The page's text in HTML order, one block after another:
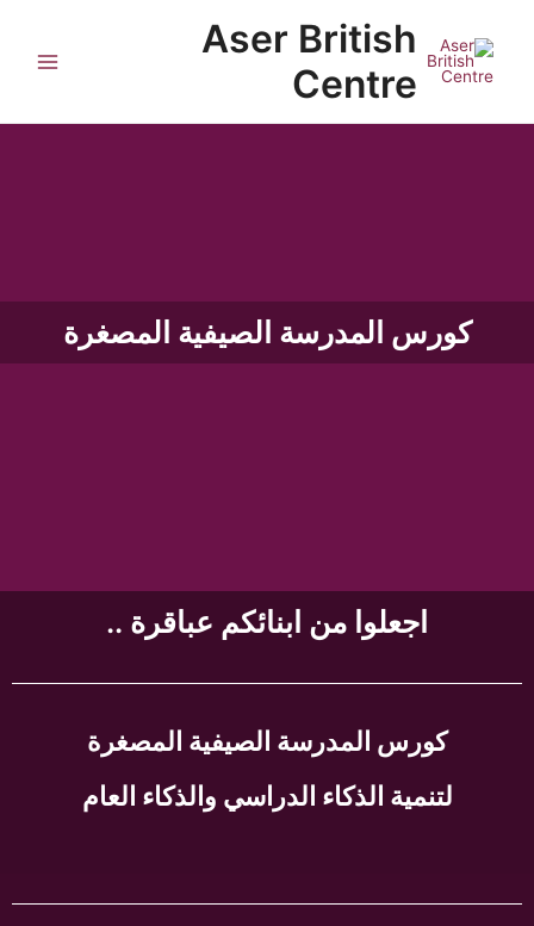
Aser British
Centre
كورس المدرسة الصيفية المصغرة
اجعلوا من ابنائكم عباقرة ..
كورس المدرسة الصيفية المصغرة
لتنمية الذكاء الدراسي والذكاء العام